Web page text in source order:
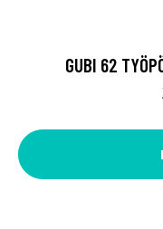
GUBI 62